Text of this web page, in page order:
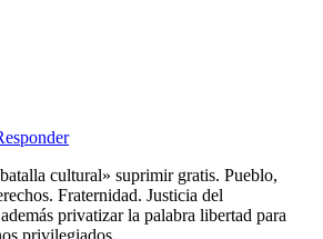
cultural» suprimir gratis. Pueblo,
Fraternidad. Justicia del
privatizar la palabra libertad para